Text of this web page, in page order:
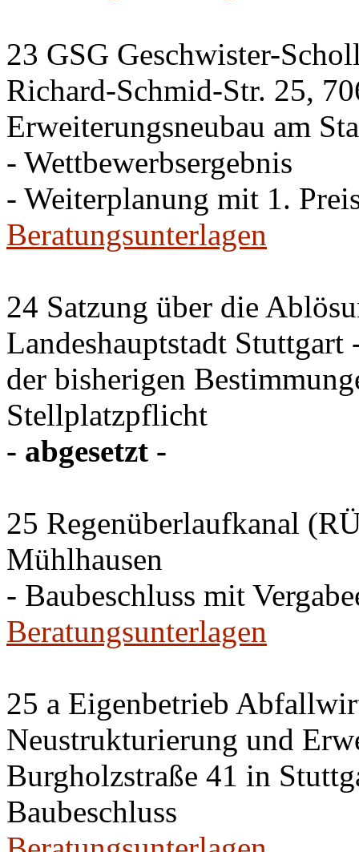
23 GSG Geschwister-
Richard-Schmid-Str. 25,
Erweiterungsneubau am
- Wettbewerbsergebnis
- Weiterplanung mit 1.
Beratungsunterlagen
24 Satzung über die
Landeshauptstadt
der bisherigen
Stellplatzpflicht
- abgesetzt -
25 Regenüberlaufkanal
Mühlhausen
- Baubeschluss mit
Beratungsunterlagen
25 a Eigenbetrieb
Neustrukturierung und
Burgholzstraße 41 in
Baubeschluss